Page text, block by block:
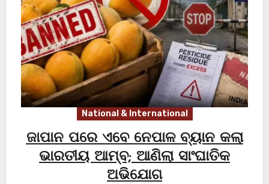
National & International
ଜାପାନ ପରେ ଏବେ ନେପାଳ ବ୍ୟାନ କଲା
ଭାରତୀୟ ଆମ୍ବ; ଆଣିଲା ସାଂଘାତିକ
ଅଭିଯୋଗ